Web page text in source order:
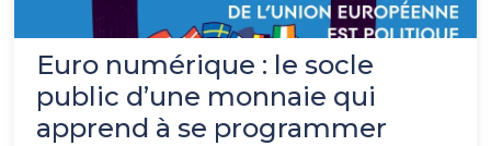
Euro numérique : le socle
public d’une monnaie qui
apprend à se programmer